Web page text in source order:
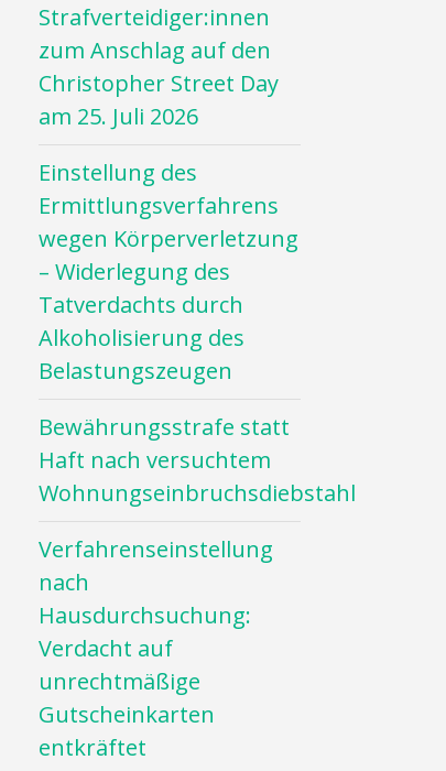
Strafverteidiger:innen
zum Anschlag auf den
Christopher Street Day
am 25. Juli 2026
Einstellung des
Ermittlungsverfahrens
wegen Körperverletzung
– Widerlegung des
Tatverdachts durch
Alkoholisierung des
Belastungszeugen
Bewährungsstrafe statt
Haft nach versuchtem
Wohnungseinbruchsdiebstahl
Verfahrenseinstellung
nach
Hausdurchsuchung:
Verdacht auf
unrechtmäßige
Gutscheinkarten
entkräftet